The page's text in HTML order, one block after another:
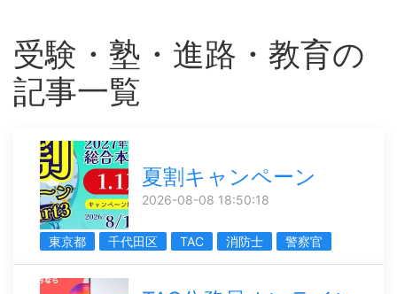
受験・塾・進路・教育の
記事一覧
夏割キャンペーン
2026-08-08 18:50:18
東京都 千代田区 TAC 消防士 警察官